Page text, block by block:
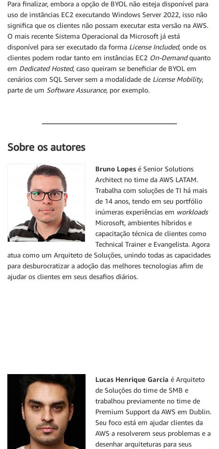
Para finalizar, embora a opção de BYOL não esteja disponível para
uso de instãncias EC2 executando Windows Server 2022, isso não
significa que os clientes não possam executar esta versão na AWS.
O mais recente Sistema Operacional da Microsoft já está
disponível para ser executado da forma License Included, onde os
clientes podem rodar tanto em instâncias EC2 On-Demandquanto
em Dedicated Hosted, caso queiram se beneficiar de BYOL em
cenários com SQL Server sem a modalidade de License Mobility,
parte de um Software Assurance, por exemplo.
Sobre os autores
Bruno Lopes é Senior Solutions
Architect no time da AWS LATAM.
Trabalha com soluções de TI há mais
de 14 anos, tendo em seu portfólio
inúmeras experiências em workloads
Microsoft, ambientes híbridos e
capacitação técnica de clientes como
Technical Trainer e Evangelista. Agora
atua como um Arquiteto de Soluções, unindo todas as capacidades
para desburocratizar a adoção das melhores tecnologias afim de
ajudar os clientes em seus desafios diários.
Lucas Henrique Garcia é Arquiteto
de Soluções do time de SMB e
trabalhou previamente no time de
Premium Support da AWS em Dublin.
Seu foco está em ajudar clientes da
AWS a resolverem seus problemas e a
desenhar arquiteturas para seus